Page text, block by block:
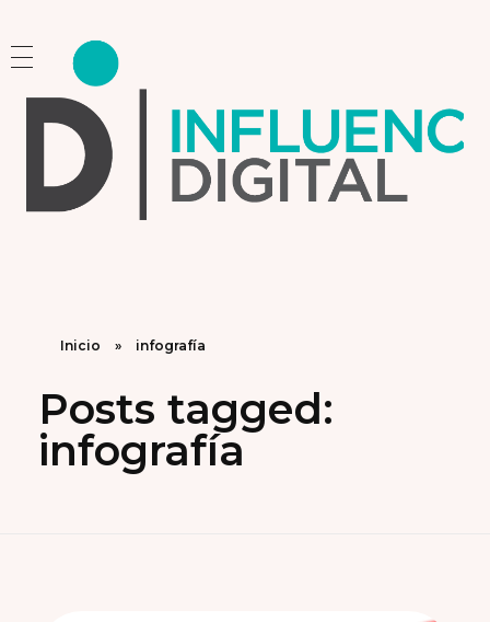
Inicio » infografía
Posts tagged:
infografía